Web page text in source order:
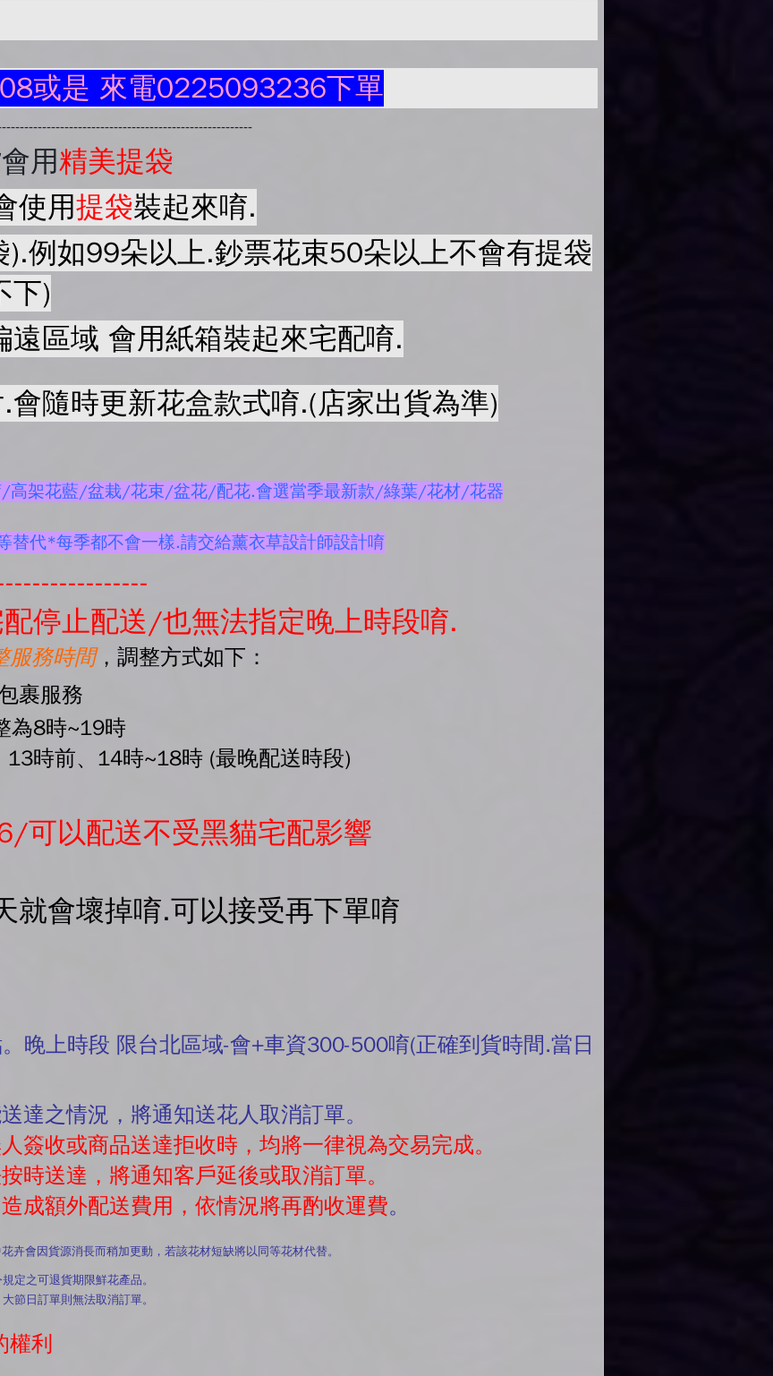
或是 來電0225093236下單
用精美提袋
使用提袋裝起來唷.
例如99朵以上.鈔票花束50朵以上不會有提袋
下)
遠區域 會用紙箱裝起來宅配唷.
隨時更新花盒款式唷.(店家出貨為準)
/高架花藍/盆栽/花束/盆花/配花.會選當季最新款/綠葉/花材/花器
替代*每季都不會一樣.請交給薰衣草設計師設計唷
停止配送/也無法指定晚上時段唷.
服務時間，調整方式如下：
裹服務
為8時~19時
時前、14時~18時 (最晚配送時段)
可以配送不受黑貓宅配影響
就會壞掉唷.可以接受再下單唷
晚上時段 限台北區域-會+車資300-500唷(正確到貨時間.當日
達之情況，將通知送花人取消訂單。
簽收或商品送達拒收時，均將一律視為交易完成。
時送達，將通知客戶延後或取消訂單。
成額外配送費用，依情況將再酌收運費。
卉會因貨源消長而稍加更動，若該花材短缺將以同等花材代替。
定之可退貨期限鮮花產品。
節日訂單則無法取消訂單。
利